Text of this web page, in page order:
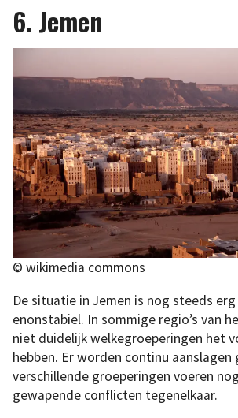
6. Jemen
© wikimedia commons
De situatie in Jemen is nog steeds
enonstabiel. In sommige regio’s van
niet duidelijk welkegroeperingen het
hebben. Er worden continu aanslagen
verschillende groeperingen voeren
gewapende conflicten tegenelkaar.